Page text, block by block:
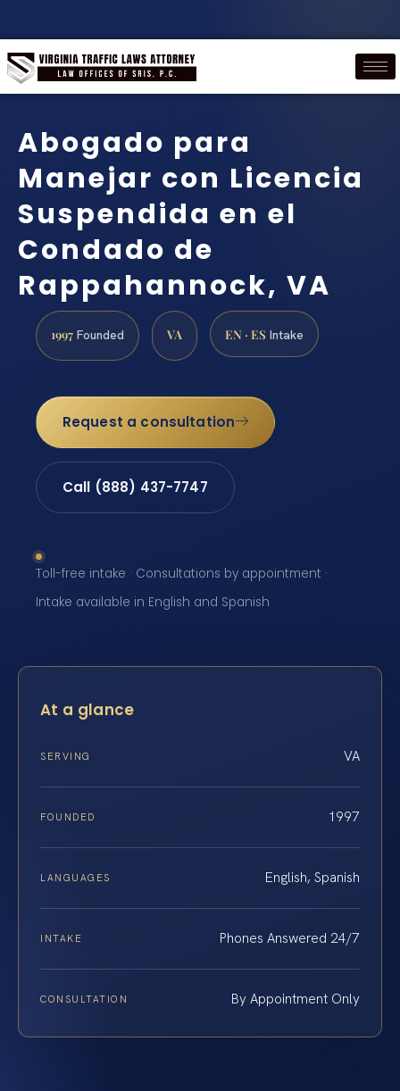
Abogado para
Manejar con Licencia
Suspendida en el
Condado de
Rappahannock, VA
1997 Founded VA EN · ES Intake
Request a consultation
Call (888) 437-7747
Toll-free intake · Consultations by appointment ·
Intake available in English and Spanish
At a glance
SERVING VA
FOUNDED 1997
LANGUAGES English, Spanish
INTAKE Phones Answered 24/7
CONSULTATION By Appointment Only